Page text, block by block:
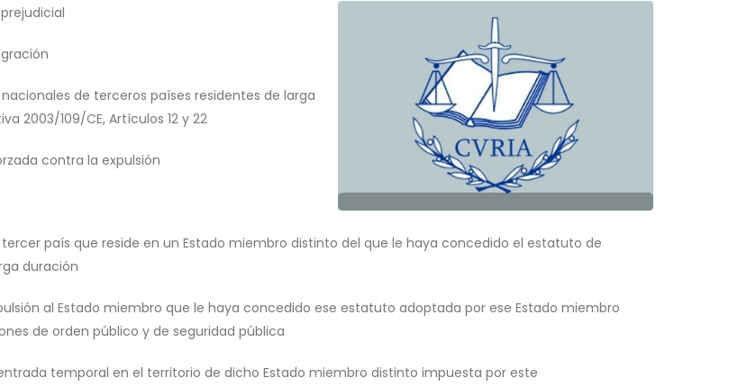
de terceros países residentes de larga
2003/109/CE, Artículos 12 y 22
contra la expulsión
país que reside en un Estado miembro distinto del que le haya concedido el estatuto de
duración
al Estado miembro que le haya concedido ese estatuto adoptada por ese Estado miembro
de orden público y de seguridad pública
temporal en el territorio de dicho Estado miembro distinto impuesta por este